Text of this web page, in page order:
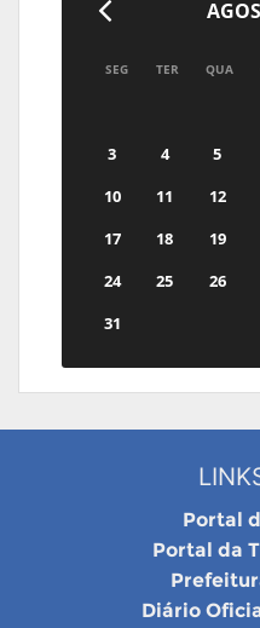
SEG TER QUA
3
4 5
10
11 12
17
18 19
24
25 26
31
Portal
Portal da
Diário